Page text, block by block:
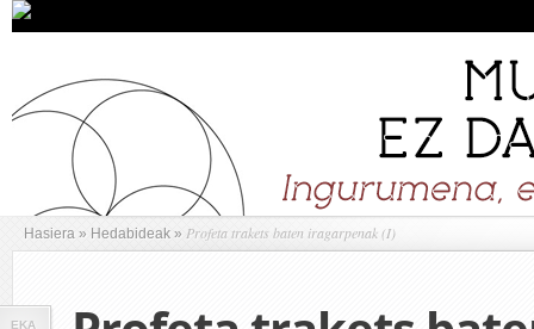
Hasiera » Hedabideak » Profeta trakets baten iragarpenak (I)
EKA